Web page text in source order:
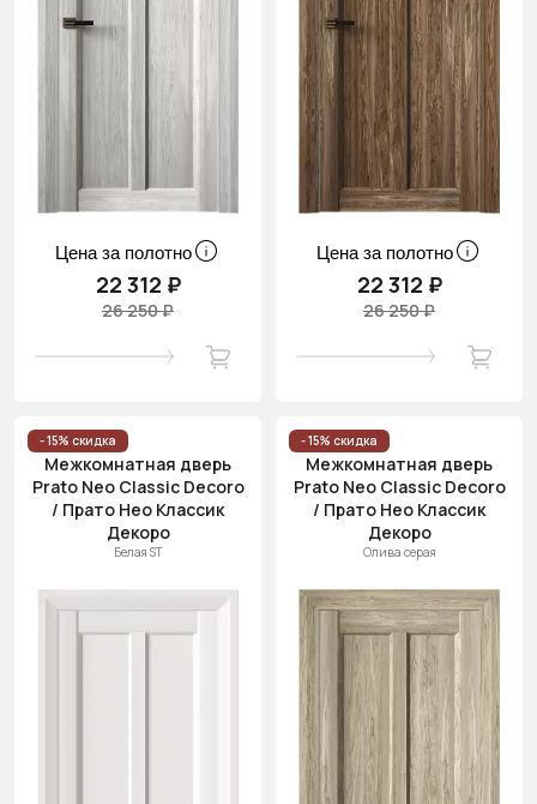
Цена за полотно
22 312 ₽
26 250 ₽
Цена за полотно
22 312 ₽
26 250 ₽
- 15% скидка
Межкомнатная дверь
Prato Neo Classic Decoro
/ Прато Нео Классик
Декоро
Белая ST
- 15% скидка
Межкомнатная дверь
Prato Neo Classic Decoro
/ Прато Нео Классик
Декоро
Олива серая